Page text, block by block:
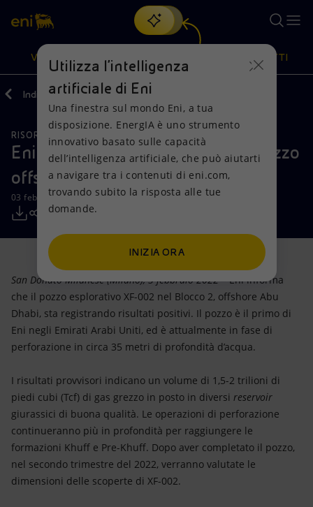
Cerca
scopri EnergIA, la nostra nuova soluzione di intelligenza
artificiale.
VISIONE
Visione
Mission e valori
Persone e Partnership
Net Zero
Modello satellitare
Energia accessibile
Innovazione
Scenari energetici
Azioni
Diversificazione energetica
Tecnologie per la transizione
Collaborazioni per l'innovazione
Attività nel mondo
PRODOTTI
Prodotti
Casa
Imprese
Mobilità
Indietro Media Comunicati Stampa
RISORSE NATURALI
Eni: risultati positivi per il primo pozzo
offshore di Abu Dhabi
03 febbraio 2022 - 09:00 CET
San Donato Milanese (Milano), 3 febbraio 2022– Eni informa
che il pozzo esplorativo XF-002 nel Blocco 2, offshore Abu
Dhabi, sta registrando risultati positivi. Il pozzo è il primo di
Eni negli Emirati Arabi Uniti, ed è attualmente in fase di
perforazione in circa 35 metri di profondità d’acqua.
I risultati provvisori indicano un volume di 1,5-2 trilioni di
piedi cubi (Tcf) di gas grezzo in posto in diversi reservoir
giurassici di buona qualità. Le operazioni di perforazione
continueranno più in profondità per raggiungere le
formazioni Khuff e Pre-Khuff. Dopo aver completato il pozzo,
nel secondo trimestre del 2022, verranno valutate le
dimensioni delle scoperte di XF-002.
Utilizza l'intelligenza
artificiale di Eni
Una finestra sul mondo Eni, a tua
disposizione. EnergIA è uno strumento
innovativo basato sulle capacità
dell’intelligenza artificiale, che può aiutarti
a navigare tra i contenuti di eni.com,
trovando subito la risposta alle tue
domande.
INIZIA ORA